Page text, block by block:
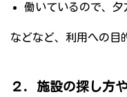
働いているので、夕
などなど、利用への目
２．施設の探し方